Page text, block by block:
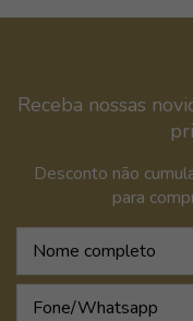
Receba nossas
Desconto não
para